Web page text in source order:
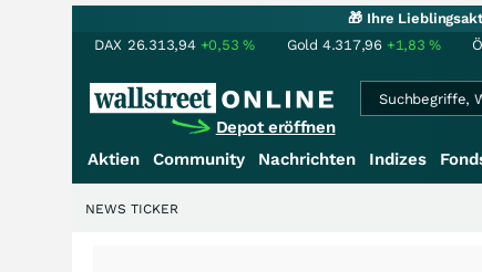
🎁 Ihre
DAX 26.313,94 +0,53% Gold 4.317,96 +1,83%
Depot eröffnen
Aktien
Community Nachrichten Indizes
NEWS TICKER